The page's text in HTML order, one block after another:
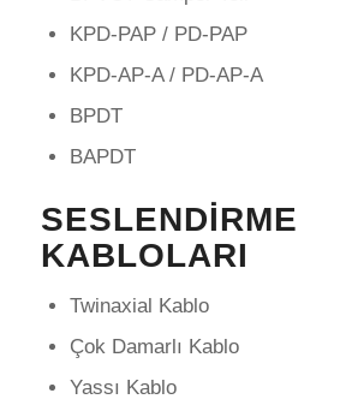
KPD-PAP / PD-PAP
KPD-AP-A / PD-AP-A
BPDT
BAPDT
SESLENDIRME
KABLOLARI
Twinaxial Kablo
Çok Damarlı Kablo
Yassı Kablo